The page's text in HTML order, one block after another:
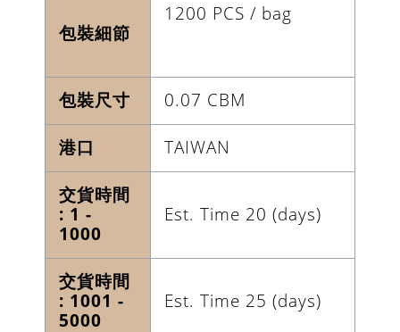
包裝細節
1200 PCS / bag
包裝尺寸 0.07 CBM
港口 TAIWAN
交貨時間
: 1 -
1000
Est. Time 20 (days)
交貨時間
: 1001 -
5000
Est. Time 25 (days)